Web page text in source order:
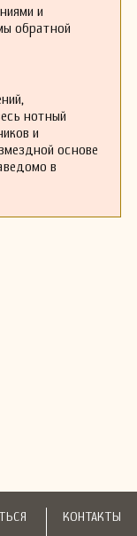
и
обратной
нотный
и
основе
в
КОНТАКТЫ